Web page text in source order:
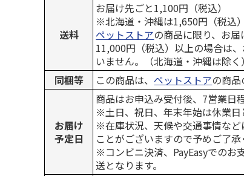
送料
お届け先ごと1,100円（税込）
※北海道・沖縄は1,650円（税込）
ペットストアの商品に限り、お
11,000円（税込）以上の場合は
いません。（北海道・沖縄は除く）
同梱等
この商品は、ペットストアの商品
お届け
予定日
商品はお申込み受付後、7営業日
※土日、祝日、年末年始は休業日
※在庫状況、天候や交通事情など
ことがございますので予めご了承
※コンビニ決済、PayEasyでのお
送となります。